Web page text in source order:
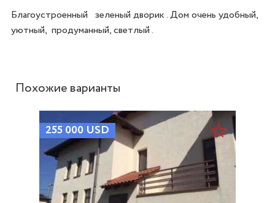
Благоустроенный   зеленый дворик . Дом очень удобный,
уютный,  продуманный, светлый .
Похожие варианты
255 000 USD